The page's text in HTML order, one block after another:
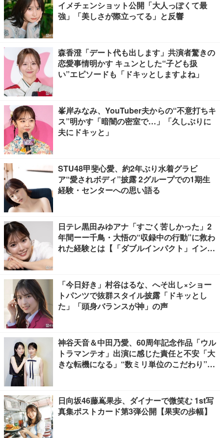
イメチェンショット公開「大人っぽくて最
強」「美しさが際立ってる」と反響
森香澄「デート代も出します」共演者驚きの
恋愛事情明かす キュンとした“子ども扱
い”エピソードも「ドキッとしますよね」
峯岸みなみ、YouTuber夫からの“不意打ちキ
ス”明かす「暗闇の密室で…」「久しぶりに
夫にドキッと」
STU48甲斐心愛、約2年ぶり水着グラビ
ア“愛されボディ”披露 2グループでの1期生
経験・センターへの思い語る
日テレ黒田みゆアナ「すごく苦しかった」2
年間ーー千鳥・大悟の“収録中の行動”に救わ
れた経験とは【「ダブルインパクト」インタ
「今日好き」村谷はるな、へそ出し×ショー
トパンツで抜群スタイル披露「ドキッとし
た」「頭身バランスが神」の声
神谷天音＆中田乃愛、60周年記念作品「ウル
トラマンテオ」出演に感じた責任と不安「大
きな転機になる」“数ミリ単位のこだわり”特
日向坂46藤嶌果歩、ダイナーで微笑む 1st写
真集ポストカード第3弾公開【果実の歩幅】